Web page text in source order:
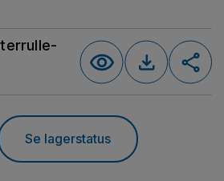
Se lagerstatus